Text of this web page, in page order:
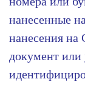
нанесенные
нанесения на
документ